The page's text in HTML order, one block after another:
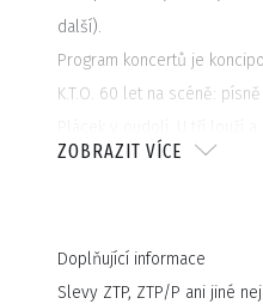
další).
Program koncertů je
K.T.O. 60 let na scéně:
Waldemara Matušku,
ZOBRAZIT VÍCE
Doplňující informace
Slevy ZTP, ZTP/P ani jiné